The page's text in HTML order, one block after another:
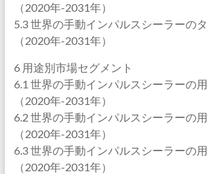
（2020年-2031年）
5.3 世界の手動インパルスシーラーの
（2020年-2031年）
6 用途別市場セグメント
6.1 世界の手動インパルスシーラーの
（2020年-2031年）
6.2 世界の手動インパルスシーラーの
（2020年-2031年）
6.3 世界の手動インパルスシーラーの
（2020年-2031年）